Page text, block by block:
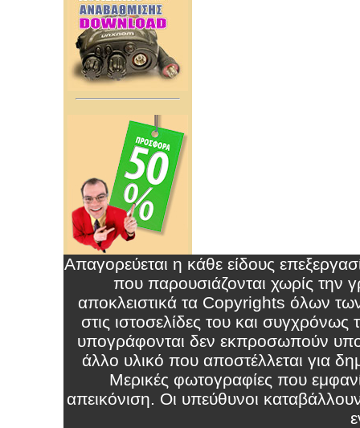
Απαγορεύεται η κάθε είδους
που παρουσιάζονται χωρίς την
αποκλειστικά τα Copyrights όλων
στις ιστοσελίδες του και
υπογράφονται δεν εκπροσωπούν
άλλο υλικό που αποστέλλεται για
Μερικές φωτογραφίες που
απεικόνιση. Οι υπεύθυνοι